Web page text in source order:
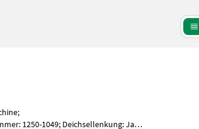
1250-1049; Deichsellenkung: Ja;